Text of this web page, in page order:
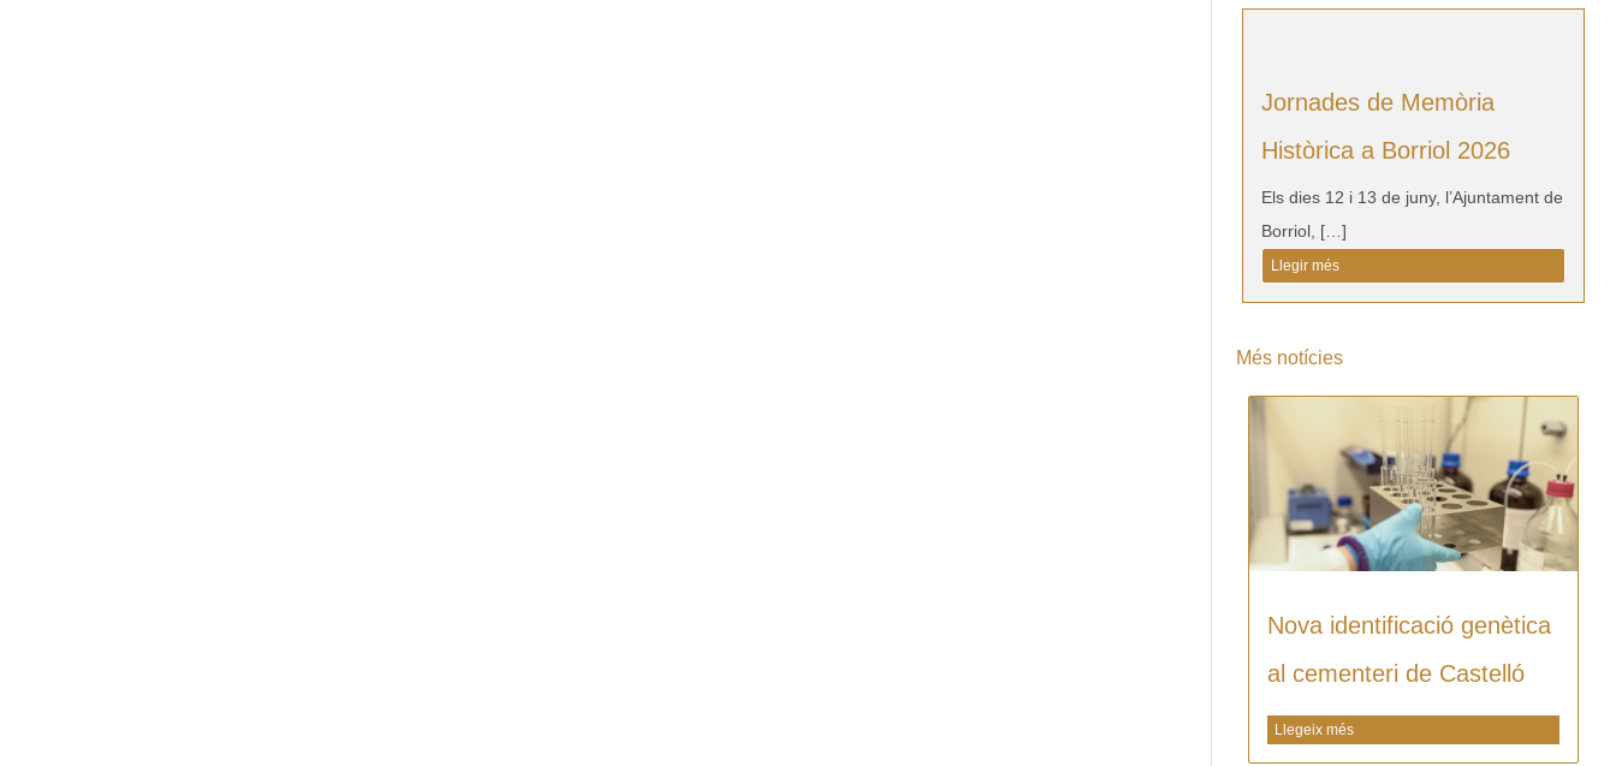
Jornades de Memòria
Històrica a Borriol 2026
Els dies 12 i 13 de juny, l’Ajuntament de
Borriol, […]
Llegir més
Més notícies
Nova identificació genètica
al cementeri de Castelló
Llegeix més